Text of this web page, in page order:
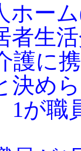
ー
者生
護に
決め
1が職